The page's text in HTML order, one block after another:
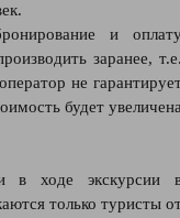
и
заранее,
не
будет
в ходе экскурсии
только туристы